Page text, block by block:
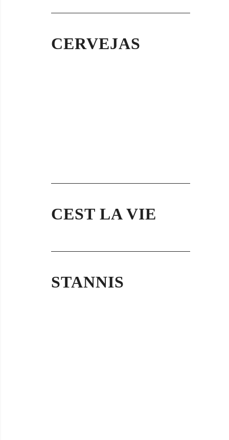
CERVEJAS
CEST LA VIE
STANNIS